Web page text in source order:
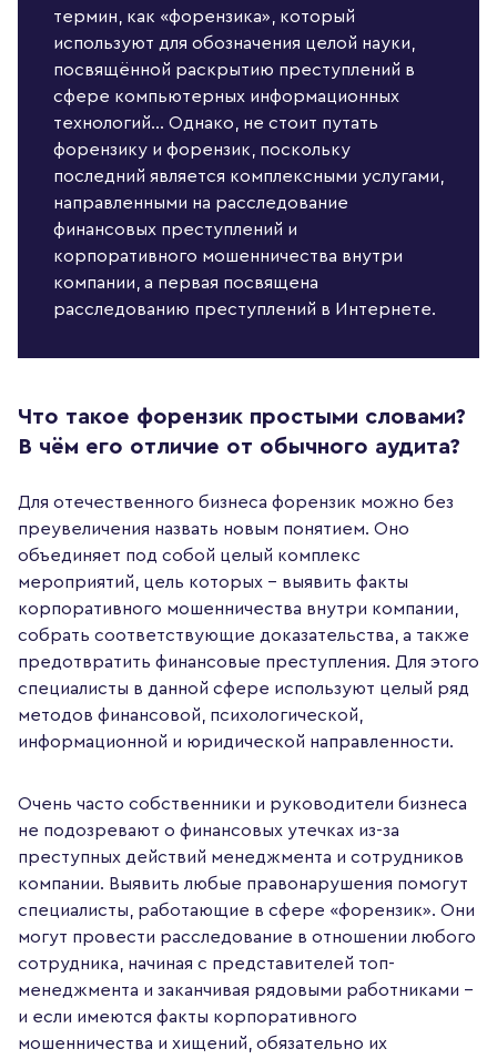
термин, как «форензика», который
используют для обозначения целой науки,
посвящённой раскрытию преступлений в
сфере компьютерных информационных
технологий... Однако, не стоит путать
форензику и форензик, поскольку
последний является комплексными услугами,
направленными на расследование
финансовых преступлений и
корпоративного мошенничества внутри
компании, а первая посвящена
расследованию преступлений в Интернете.
Что такое форензик простыми словами?
В чём его отличие от обычного аудита?
Для отечественного бизнеса форензик можно без
преувеличения назвать новым понятием. Оно
объединяет под собой целый комплекс
мероприятий, цель которых – выявить факты
корпоративного мошенничества внутри компании,
собрать соответствующие доказательства, а также
предотвратить финансовые преступления. Для этого
специалисты в данной сфере используют целый ряд
методов финансовой, психологической,
информационной и юридической направленности.
Очень часто собственники и руководители бизнеса
не подозревают о финансовых утечках из-за
преступных действий менеджмента и сотрудников
компании. Выявить любые правонарушения помогут
специалисты, работающие в сфере «форензик». Они
могут провести расследование в отношении любого
сотрудника, начиная с представителей топ-
менеджмента и заканчивая рядовыми работниками –
и если имеются факты корпоративного
мошенничества и хищений, обязательно их